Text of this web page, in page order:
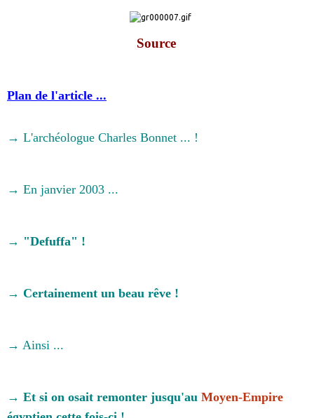
Source
Plan de l'article ...
→ L'archéologue Charles Bonnet ... !
→ En janvier 2003 ...
→ "Defuffa" !
→ Certainement un beau rêve !
→ Ainsi ...
→ Et si on osait remonter jusqu'au Moyen-Empire